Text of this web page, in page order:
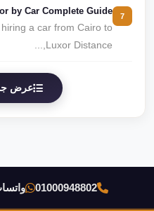
by Car Complete Guide
hiring a car from Cairo to
Luxor Distance,...
عرض جميع
01000948802